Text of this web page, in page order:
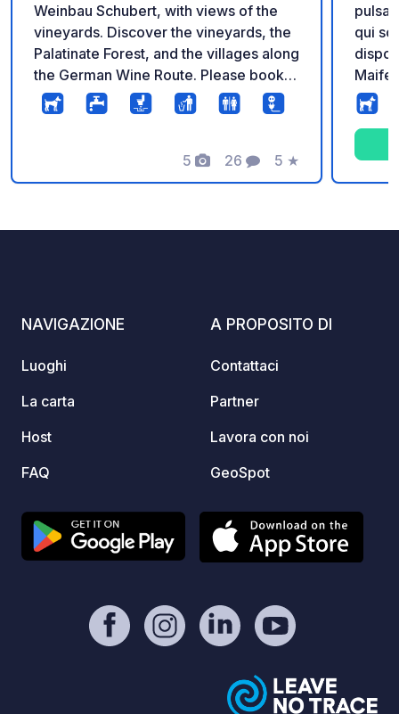
Weinbau Schubert, with views of the
vineyards. Discover the vineyards, the
Palatinate Forest, and the villages along
the German Wine Route. Please book in
advance to check availability.
5
Foto
26
Commenti
5
Valutazione
★
qui
disponibilità.
Mörz.
vicino
NAVIGAZIONE
Luoghi
La carta
Host
FAQ
A PROPOSITO DI
Contattaci
Partner
Lavora con noi
GeoSpot